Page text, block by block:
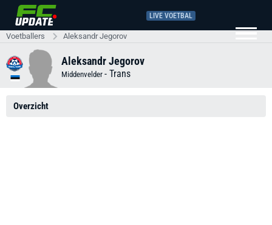
LIVE VOETBAL
Voetballers Aleksandr Jegorov
Aleksandr Jegorov
Middenvelder - Trans
Overzicht